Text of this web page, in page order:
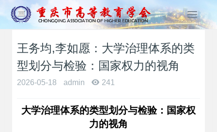
T
o
g
i
王务均,李如愿：大学治理体系的类
型划分与检验：国家权力的视角
2026-05-18 admin 241
大学治理体系的类型划分与检验：国家权
力的视角